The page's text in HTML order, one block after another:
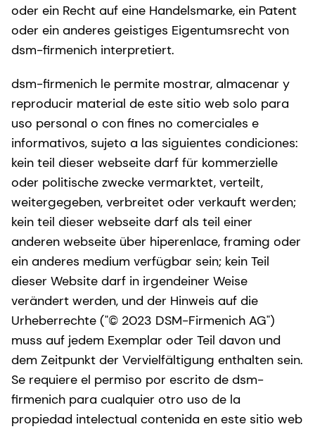
oder ein Recht auf eine Handelsmarke, ein Patent
oder ein anderes geistiges Eigentumsrecht von
dsm-firmenich interpretiert.
dsm-firmenich le permite mostrar, almacenar y
reproducir material de este sitio web solo para
uso personal o con fines no comerciales e
informativos, sujeto a las siguientes condiciones:
kein teil dieser webseite darf für kommerzielle
oder politische zwecke vermarktet, verteilt,
weitergegeben, verbreitet oder verkauft werden;
kein teil dieser webseite darf als teil einer
anderen webseite über hiperenlace, framing oder
ein anderes medium verfügbar sein; kein Teil
dieser Website darf in irgendeiner Weise
verändert werden, und der Hinweis auf die
Urheberrechte ("© 2023 DSM-Firmenich AG")
muss auf jedem Exemplar oder Teil davon und
dem Zeitpunkt der Vervielfältigung enthalten sein.
Se requiere el permiso por escrito de dsm-
firmenich para cualquier otro uso de la
propiedad intelectual contenida en este sitio web